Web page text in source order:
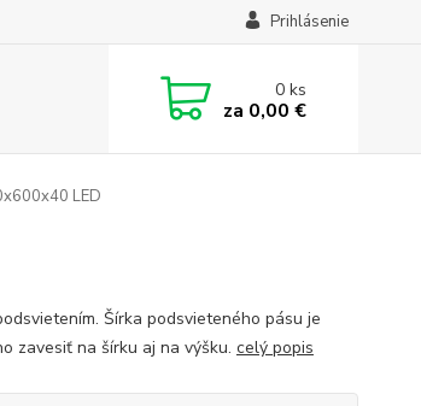
Prihlásenie
0ks
za 0,00 €
LED
Šírka podsvieteného pásu je
zavesiť na šírku aj na výšku. celý popis